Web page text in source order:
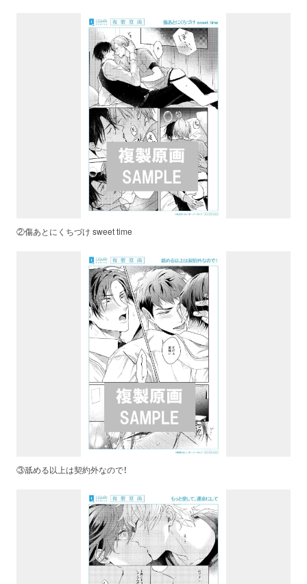
②傷あとにくちづけ sweet time
③舐める以上は契約外なので！